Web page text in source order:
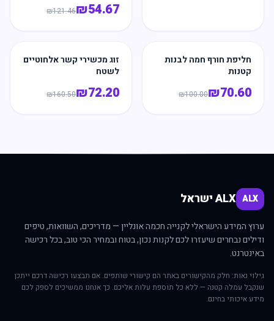
₪54.67
₪121.46
חליפת חורף חמה לבנות
קטנות
₪70.60
₪100.00
זוג מכשירי קשר אלחוטיים
לשטח
₪72.20
₪160.50
ALX ALX ישראל
ערוץ המידע הישראלי לקנייה חכמה אונליין — מדריכים, השוואות, טיפים
ודילים נבחרים שיעזרו לכם לקנות נכון, בטוח ובמחיר הכי טוב, בכל רכישה
באינטרנט.
גילוי נאות: חלק מהקישורים באתר הם קישורי שותפים. אם תבצעו רכישה דרכם ייתכן
שנקבל עמלה קטנה — ללא כל תוספת עלות אליכם. כך אנחנו ממשיכים לספק לכם
מידע איכותי בחינם.